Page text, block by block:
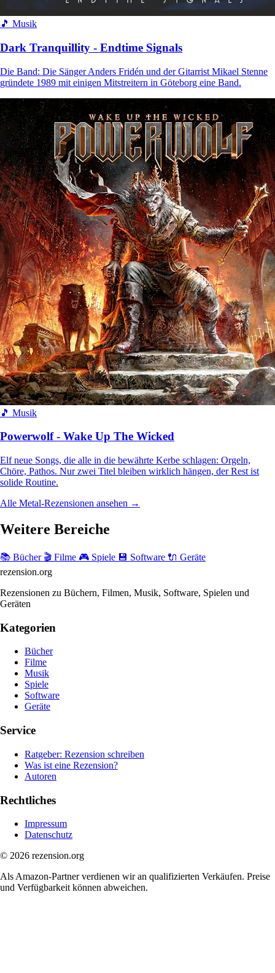
🎵 Musik
Dark Tranquillity - Endtime Signals
Die Band: Die Sänger Anders Fridén und der Gitarrist Mikael Stenne
gründete 1989 mit einigen Mitstreitern in Göteborg eine Band.
🎵 Musik
Powerwolf - Wake Up The Wicked
Elf neue Songs, die alle in die bewährte Kerbe schlagen: Orgeln,
Chöre, Pathos. Nur zwei Titel bleiben wirklich hängen, der Rest ist
solide Routine.
Alle Metal-Rezensionen ansehen →
Weitere Bereiche
📚 Bücher 🎬 Filme 🎮 Spiele 💾 Software 🔌 Geräte
rezension.org
Rezensionen zu Büchern, Filmen, Musik, Software, Spielen und
Geräten
Kategorien
Bücher
Filme
Musik
Spiele
Software
Geräte
Service
Ratgeber: Rezension schreiben
Was ist eine Rezension?
Autoren
Rechtliches
Impressum
Datenschutz
© 2026 rezension.org
Als Amazon-Partner verdienen wir an qualifizierten Verkäufen. Preise
und Verfügbarkeit können abweichen.